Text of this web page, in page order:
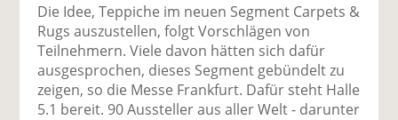
Die Idee, Teppiche im neuen Segment Carpets &
Rugs auszustellen, folgt Vorschlägen von
Teilnehmern. Viele davon hätten sich dafür
ausgesprochen, dieses Segment gebündelt zu
zeigen, so die Messe Frankfurt. Dafür steht Halle
5.1 bereit. 90 Aussteller aus aller Welt - darunter